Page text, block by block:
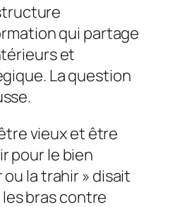
qui partage
et
La question
vieux et être
pour le bien
la trahir » disait
bras contre